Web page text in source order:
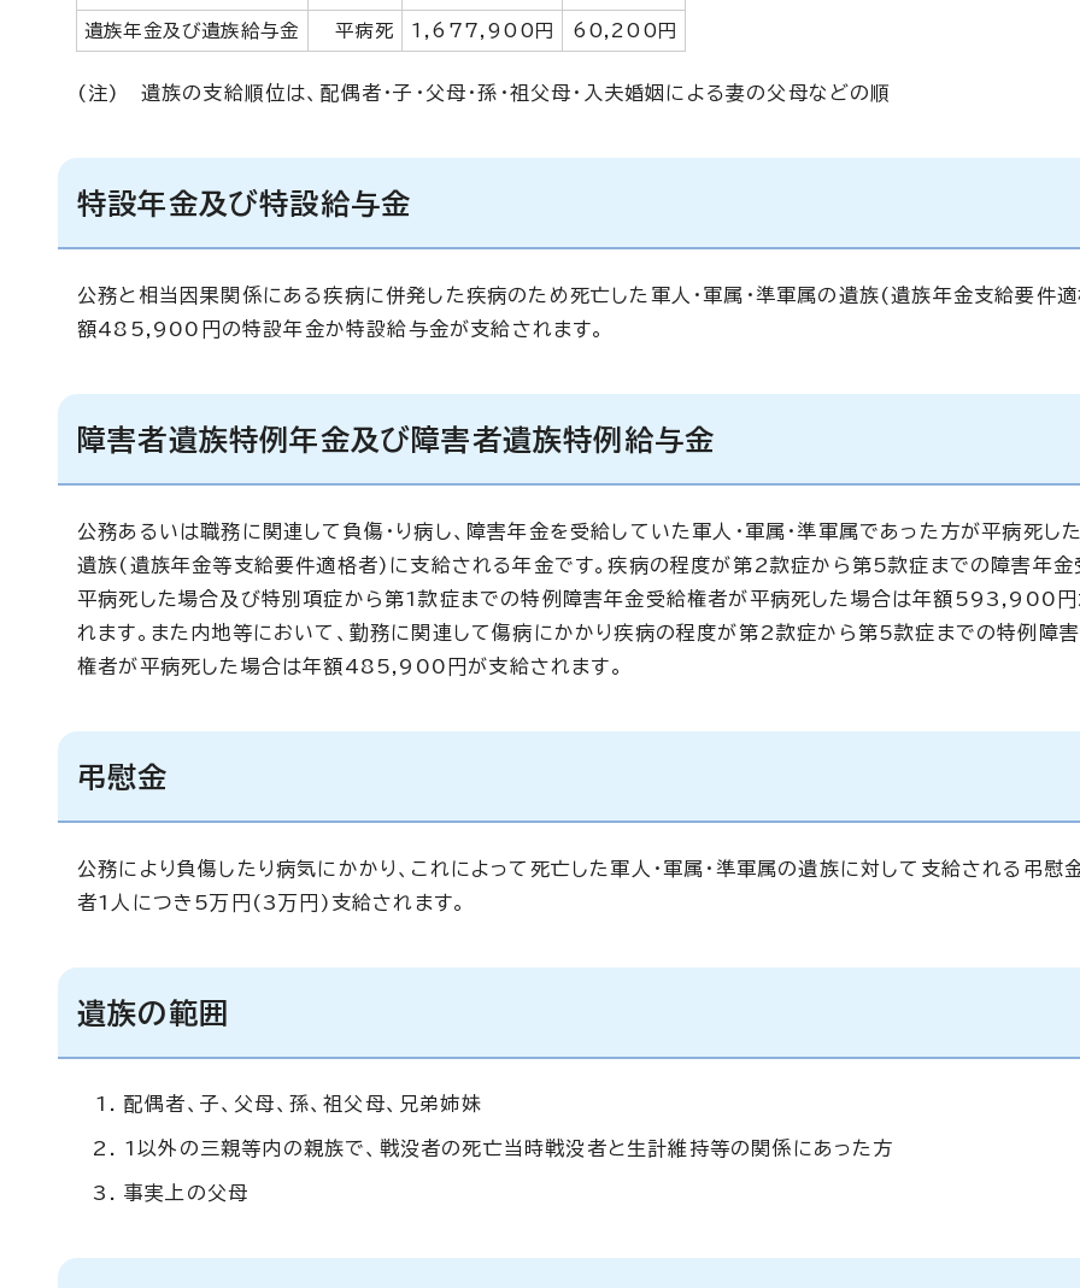
遺族年金及び遺族給与金 平病死 1,677,900円 60,200円
(注) 遺族の支給順位は、配偶者・子・父母・孫・祖父母・入夫婚姻による妻の父母などの順
特設年金及び特設給与金
公務と相当因果関係にある疾病に併発した疾病のため死亡した軍人・軍属・準軍属の遺族(遺族年金支給要件
額485,900円の特設年金か特設給与金が支給されます。
障害者遺族特例年金及び障害者遺族特例給与金
公務あるいは職務に関連して負傷・り病し、障害年金を受給していた軍人・軍属・準軍属であった方が平病死し
遺族(遺族年金等支給要件適格者)に支給される年金です。疾病の程度が第2款症から第5款症までの障害年金
平病死した場合及び特別項症から第1款症までの特例障害年金受給権者が平病死した場合は年額593,900
れます。また内地等において、勤務に関連して傷病にかかり疾病の程度が第2款症から第5款症までの特例障
権者が平病死した場合は年額485,900円が支給されます。
弔慰金
公務により負傷したり病気にかかり、これによって死亡した軍人・軍属・準軍属の遺族に対して支給される弔慰
者1人につき5万円(3万円)支給されます。
遺族の範囲
配偶者、子、父母、孫、祖父母、兄弟姉妹
1以外の三親等内の親族で、戦没者の死亡当時戦没者と生計維持等の関係にあった方
事実上の父母